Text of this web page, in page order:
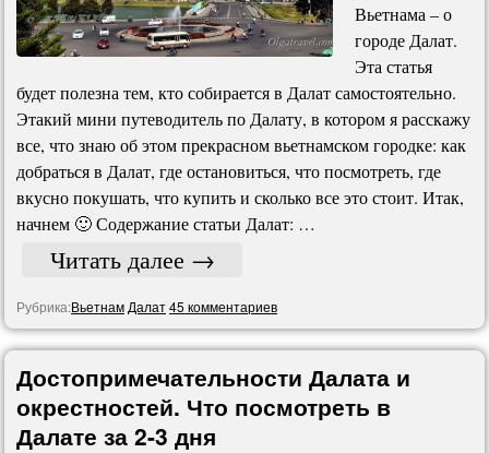
Вьетнама – о
городе Далат.
Эта статья
будет полезна тем, кто собирается в Далат самостоятельно.
Этакий мини путеводитель по Далату, в котором я расскажу
все, что знаю об этом прекрасном вьетнамском городке: как
добраться в Далат, где остановиться, что посмотреть, где
вкусно покушать, что купить и сколько все это стоит. Итак,
начнем 🙂 Содержание статьи Далат: …
Читать далее →
Рубрика:Вьетнам Далат45 комментариев
Достопримечательности Далата и
окрестностей. Что посмотреть в
Далате за 2-3 дня